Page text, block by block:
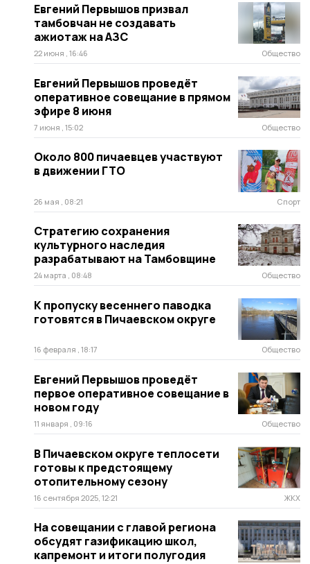
Евгений Первышов призвал
тамбовчан не создавать
ажиотаж на АЗС
22 июня , 16:46 Общество
Евгений Первышов проведёт
оперативное совещание в прямом
эфире 8 июня
7 июня , 15:02 Общество
Около 800 пичаевцев участвуют
в движении ГТО
26 мая , 08:21 Спорт
Стратегию сохранения
культурного наследия
разрабатывают на Тамбовщине
24 марта , 08:48 Общество
К пропуску весеннего паводка
готовятся в Пичаевском округе
16 февраля , 18:17 Общество
Евгений Первышов проведёт
первое оперативное совещание в
новом году
11 января , 09:16 Общество
В Пичаевском округе теплосети
готовы к предстоящему
отопительному сезону
16 сентября 2025, 12:21 ЖКХ
На совещании с главой региона
обсудят газификацию школ,
капремонт и итоги полугодия